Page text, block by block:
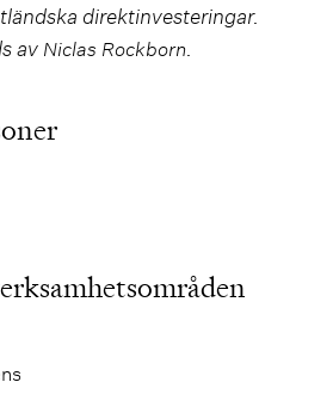
direktinvesteringar.
av Niclas Rockborn